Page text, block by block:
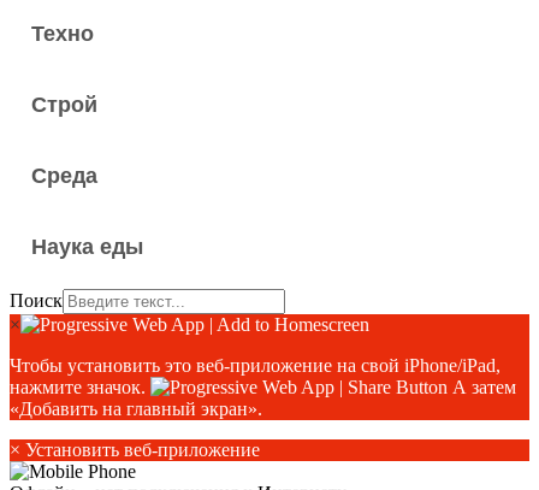
Техно
Строй
Среда
Наука еды
Поиск
×
Чтобы установить это веб-приложение на свой iPhone/iPad,
нажмите значок.
А затем
«Добавить на главный экран».
× Установить веб-приложение